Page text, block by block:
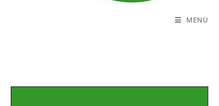
der Ukraine: Emmaus Oselya
MENÜ